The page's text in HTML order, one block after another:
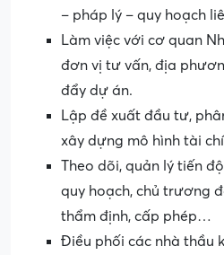
– pháp lý – quy hoạch
Làm việc với cơ quan
đơn vị tư vấn, địa
đẩy dự án.
Lập đề xuất đầu tư,
xây dựng mô hình tài
Theo dõi, quản lý tiến
quy hoạch, chủ trương
thẩm định, cấp phép…
Điều phối các nhà thầu